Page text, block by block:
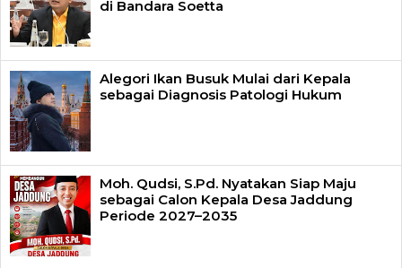
di Bandara Soetta
Alegori Ikan Busuk Mulai dari Kepala
sebagai Diagnosis Patologi Hukum
Moh. Qudsi, S.Pd. Nyatakan Siap Maju
sebagai Calon Kepala Desa Jaddung
Periode 2027–2035